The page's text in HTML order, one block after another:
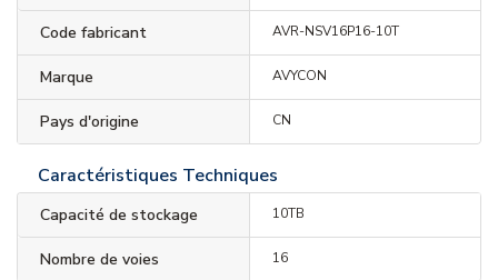
Code fabricant AVR-NSV16P16-10T
Marque AVYCON
Pays d'origine CN
Caractéristiques Techniques
Capacité de stockage 10TB
Nombre de voies 16